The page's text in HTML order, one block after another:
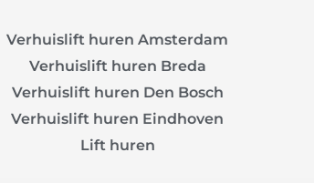
Verhuislift huren Amsterdam
Verhuislift huren Breda
Verhuislift huren Den Bosch
Verhuislift huren Eindhoven
Lift huren